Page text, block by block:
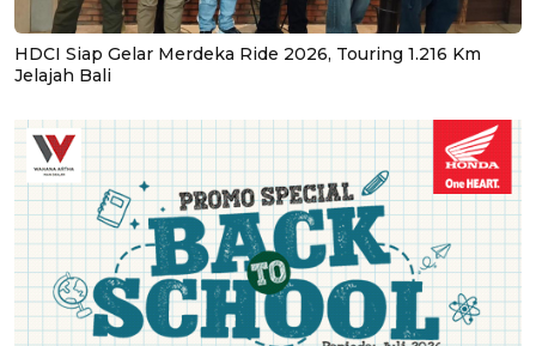
HDCI Siap Gelar Merdeka Ride 2026, Touring 1.216 Km
Jelajah Bali